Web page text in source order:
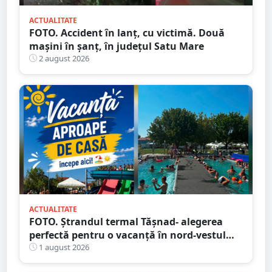
ACTUALITATE
FOTO. Accident în lanț, cu victimă. Două
mașini în șanț, în județul Satu Mare
2 august 2026
ACTUALITATE
FOTO. Ștrandul termal Tășnad- alegerea
perfectă pentru o vacanță în nord-vestul
României
1 august 2026